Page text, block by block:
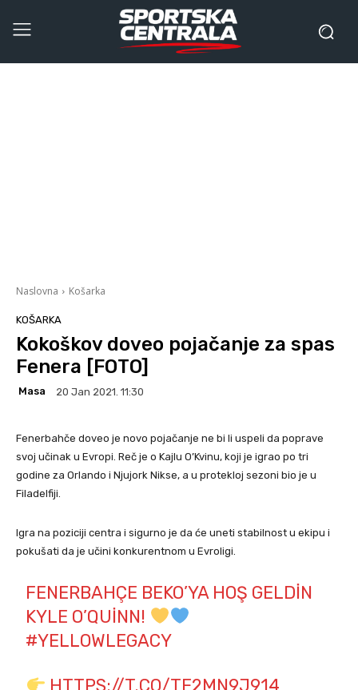
Naslovna Košarka
KOŠARKA
Kokoškov doveo pojačanje za spas
Fenera [FOTO]
Masa 20 Jan 2021. 11:30
Fenerbahče doveo je novo pojačanje ne bi li uspeli da poprave
svoj učinak u Evropi. Reč je o Kajlu O’Kvinu, koji je igrao po tri
godine za Orlando i Njujork Nikse, a u protekloj sezoni bio je u
Filadelfiji.
Igra na poziciji centra i sigurno je da će uneti stabilnost u ekipu i
pokušati da je učini konkurentnom u Evroligi.
FENERBAHÇE BEKO’YA HOŞ GELDIN
KYLE O’QUINN!
#YELLOWLEGACY
HTTPS://T.CO/TF2MN9J914